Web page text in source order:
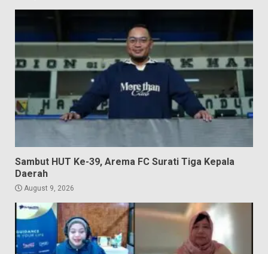
Sambut HUT Ke-39, Arema FC Surati Tiga Kepala
Daerah
August 9, 2026